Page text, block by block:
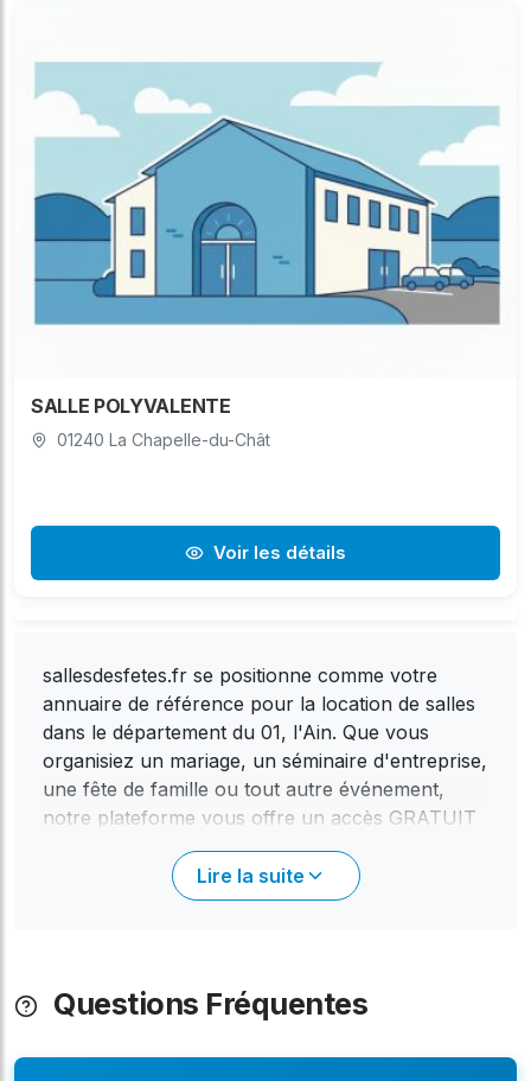
SALLE POLYVALENTE
01240 La Chapelle-du-Chât
Voir les détails
sallesdesfetes.fr se positionne comme votre
annuaire de référence pour la location de salles
dans le département du 01, l'Ain. Que vous
organisiez un mariage, un séminaire d'entreprise,
une fête de famille ou tout autre événement,
notre plateforme vous offre un accès GRATUIT
à un large éventail de lieux. Avec environ 20
salles référencées réparties dans 446
communes de l'Ain, vous trouverez forcément le
départementale, allant de petites salles intimistes
aux vastes espaces pouvant accueillir en
Lire la suite
Questions Fréquentes